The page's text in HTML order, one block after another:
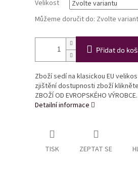
Velikost
Můžeme doručit do: Zvolte
Přidat do
Zboží sedí na klasickou EU
zjištění dostupnosti zboží klikněte
ZBOŽÍ OD EVROPSKÉHO VÝROBCE.
Detailní informace
TISK ZEPTAT SE